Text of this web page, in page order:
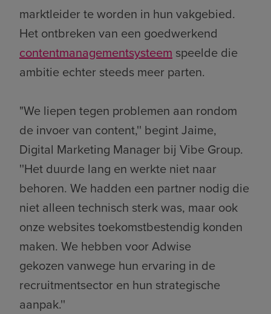
marktleider te worden in hun vakgebied.
Het ontbreken van een goedwerkend
contentmanagementsysteem speelde die
ambitie echter steeds meer parten.
"We liepen tegen problemen aan rondom
de invoer van content,'' begint Jaime,
Digital Marketing Manager bij Vibe Group.
''Het duurde lang en werkte niet naar
behoren. We hadden een partner nodig die
niet alleen technisch sterk was, maar ook
onze websites toekomstbestendig konden
maken. We hebben voor Adwise
gekozen vanwege hun ervaring in de
recruitmentsector en hun strategische
aanpak.''